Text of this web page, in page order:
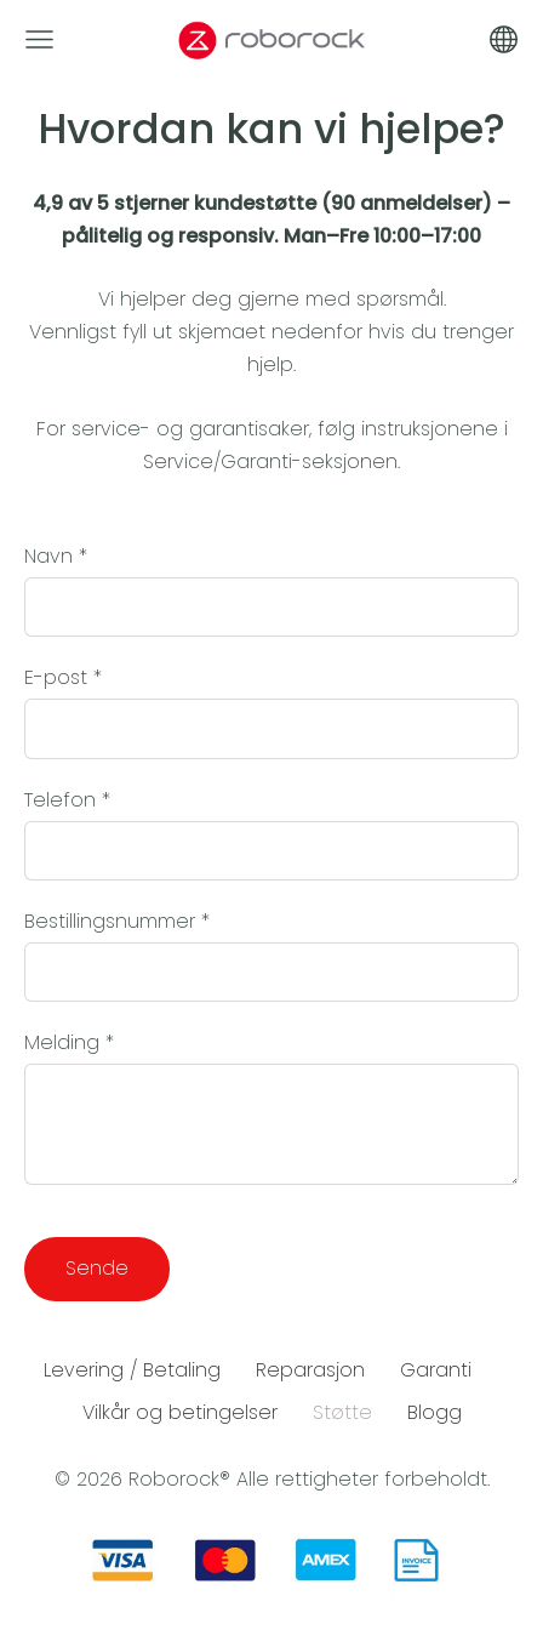
Hvordan kan vi hjelpe?
4,9 av 5 stjerner kundestøtte (90 anmeldelser) –
pålitelig og responsiv. Man–Fre 10:00–17:00
Vi hjelper deg gjerne med spørsmål.
Vennligst fyll ut skjemaet nedenfor hvis du trenger
hjelp.
For service- og garantisaker, følg instruksjonene i
Service/Garanti-seksjonen.
Navn *
E-post *
Telefon *
Bestillingsnummer *
Melding *
Levering / Betaling Reparasjon
Garanti
Vilkår og betingelser
Støtte Blogg
© 2026 Roborock® Alle rettigheter forbeholdt.